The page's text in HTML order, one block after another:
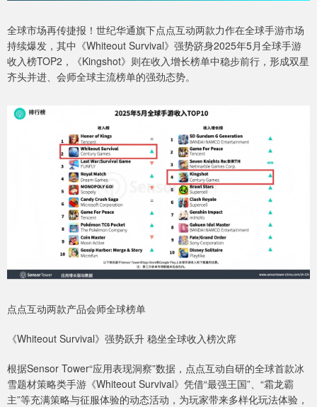
全球市场再传捷报！世纪华通旗下点点互动两款力作在全球手游市场
持续爆发，其中《Whiteout Survival》强势跻身2025年5月全球手游
收入榜TOP2，《Kingshot》则在收入增长榜单中稳步前行，形成双星
齐头并进、会师全球主流榜单的强劲态势。
点点互动两款产品会师全球榜单
《Whiteout Survival》强势跃升 稳坐全球收入榜次席
根据Sensor Tower“应用表现洞察”数据，点点互动自研的全球首款冰
雪题材策略类手游《Whiteout Survival》凭借“最强王国”、“霜龙霸
主”等充满策略与征服体验的动态活动，为玩家带来多样化玩法体验，